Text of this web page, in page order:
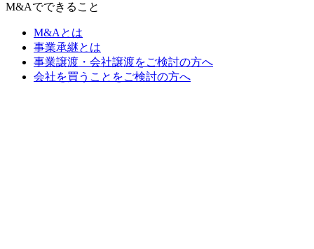
M&Aでできること
M&Aとは
事業承継とは
事業譲渡・会社譲渡をご検討の方へ
会社を買うことをご検討の方へ